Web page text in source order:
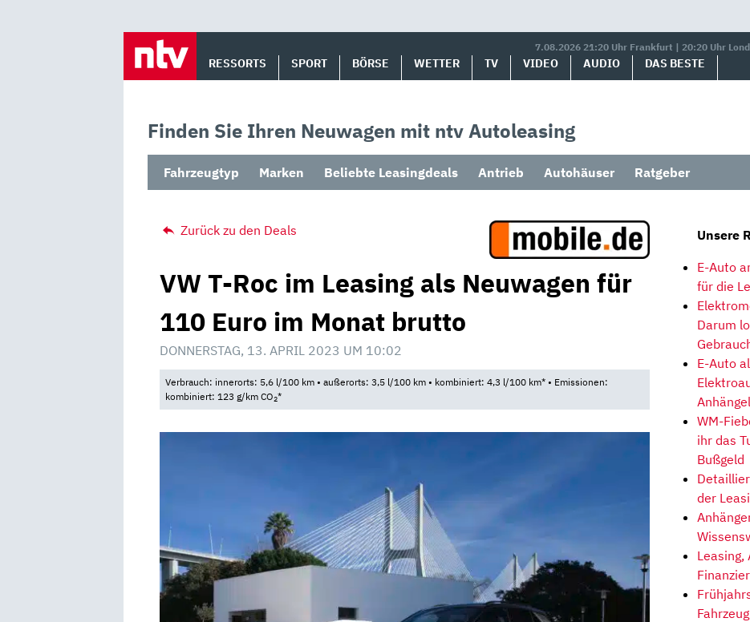
7.08.2026 21:20 Uhr Frankfurt | 20:20 Uhr
RESSORTS SPORT BÖRSE WETTER TV VIDEO AUDIO DAS BESTE
Finden Sie Ihren Neuwagen mit ntv Autoleasing
Fahrzeugtyp Marken Beliebte Leasingdeals Antrieb Autohäuser Ratgeber
Zurück zu den Deals
VW T-Roc im Leasing als Neuwagen für
110 Euro im Monat brutto
DONNERSTAG, 13. APRIL 2023 UM 10:02
Verbrauch: innerorts: 5,6 l/100 km • außerorts: 3,5 l/100 km • kombiniert: 4,3 l/100 km* • Emissionen:
kombiniert: 123 g/km CO2*
Unsere
E-Auto
für die
Darum
E-Auto
WM-
ihr das
Bußgeld
der
Leasing,